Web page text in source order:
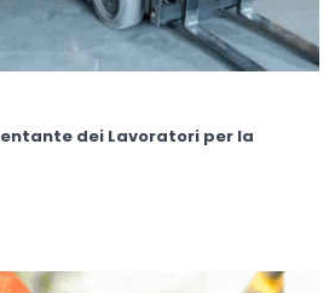
dei Lavoratori per la